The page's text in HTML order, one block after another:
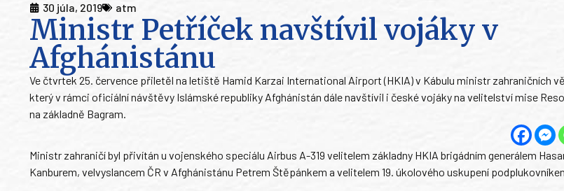
30 júla, 2019 atm
Ministr Petříček navštívil vojáky v
Afghánistánu
Ve čtvrtek 25. července přiletěl na letiště Hamid Karzai International Airport (HKIA) v Kábulu ministr zahraničních
který v rámci oficiální návštěvy Islámské republiky Afghánistán dále navštívil i české vojáky na velitelství mise
na základně Bagram.
Ministr zahraničí byl přivítán u vojenského speciálu Airbus A-319 velitelem základny HKIA brigádním generálem
Kanburem, velvyslancem ČR v Afghánistánu Petrem Štěpánkem a velitelem 19. úkolového uskupení